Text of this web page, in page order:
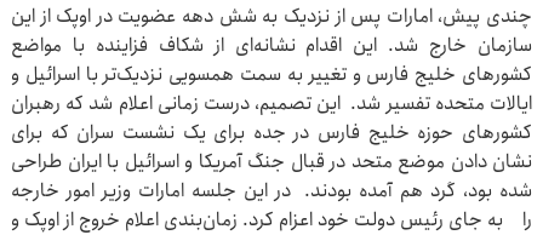
چندی پیش، امارات پس از نزدیک به شش دهه عضویت در اوپک از این
سازمان خارج شد. این اقدام نشانه‌ای از شکاف فزاینده با مواضع
کشورهای خلیج فارس و تغییر به سمت همسویی نزدیک‌تر با اسرائیل و
ایالات متحده تفسیر شد. این تصمیم، درست زمانی اعلام شد که رهبران
کشورهای حوزه خلیج فارس در جده برای یک نشست سران که برای
نشان دادن موضع متحد در قبال جنگ آمریکا و اسرائیل با ایران طراحی
شده بود، گرد هم آمده بودند. در این جلسه امارات وزیر امور خارجه
را به جای رئیس دولت خود اعزام کرد. زمان‌بندی اعلام خروج از اوپک و